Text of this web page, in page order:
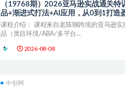
（19768期）2026亚马逊实战通关
品+渐进式打法+AI应用，从0到1打造
课程介绍： 课程来自老陈聊跨境的亚马逊
品（类目环境/ABA/多平台...
2026-08-08
中创网